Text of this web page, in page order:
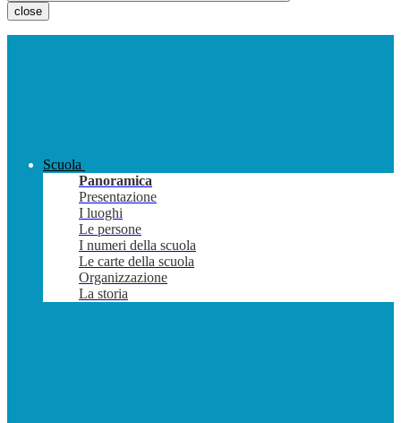
close
Scuola
Panoramica
Presentazione
I luoghi
Le persone
I numeri della scuola
Le carte della scuola
Organizzazione
La storia